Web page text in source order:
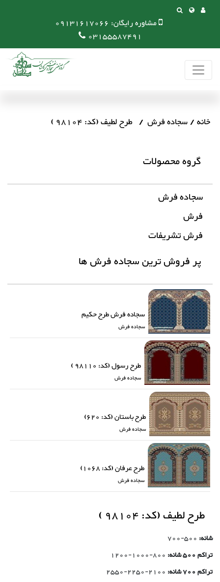
مشاوره رایگان: 09131617066
03155587491
خانه سجاده فرش طرح لطیف (کد: 98104 )
گروه محصولات
سجاده فرش
فرش
فرش تشریفات
پر فروش ترین سجاده فرش ها
سجاده فرش طرح حکیم
سجاده فرش
طرح رسول (کد: 98110 )
سجاده فرش
طرح باستان (کد: 620)
سجاده فرش
طرح عرفان (کد: 1068)
سجاده فرش
طرح لطیف (کد: 98104 )
شانه: 500-700
تراکم 500 شانه:
800-1000-1200
تراکم 700 شانه:
2100-2250-2550